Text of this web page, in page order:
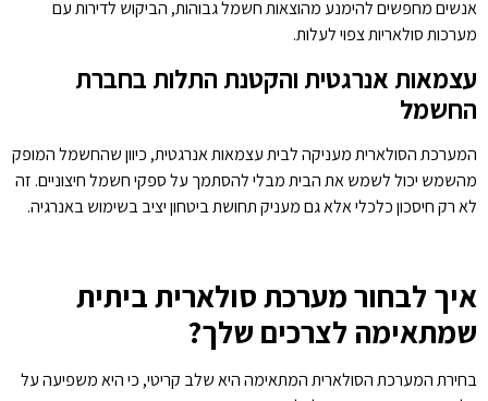
אנשים מחפשים להימנע מהוצאות חשמל גבוהות, הביקוש לדירות עם
מערכות סולאריות צפוי לעלות.
עצמאות אנרגטית והקטנת התלות בחברת
החשמל
המערכת הסולארית מעניקה לבית עצמאות אנרגטית, כיוון שהחשמל המופק
מהשמש יכול לשמש את הבית מבלי להסתמך על ספקי חשמל חיצוניים. זה
לא רק חיסכון כלכלי אלא גם מעניק תחושת ביטחון יציב בשימוש באנרגיה.
איך לבחור מערכת סולארית ביתית
שמתאימה לצרכים שלך?
בחירת המערכת הסולארית המתאימה היא שלב קריטי, כי היא משפיעה על